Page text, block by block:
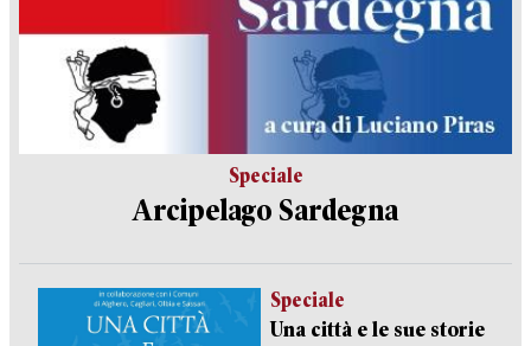
Speciale
Arcipelago Sardegna
Speciale
Una città e le sue storie